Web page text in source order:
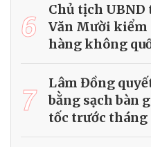
6
Chủ tịch
Văn Mười kiểm
hàng không
7
Lâm Đồng
bằng sạch bàn
tốc trước tháng